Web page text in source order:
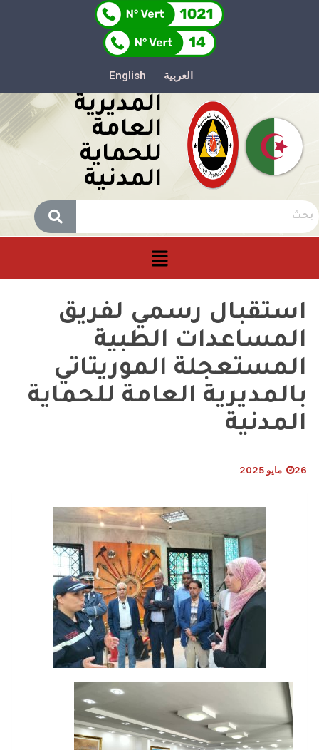
العربية English
المديرية
العامة
للحماية
المدنية
استقبال رسمي لفريق
المساعدات الطبية
المستعجلة الموريتاتي
بالمديرية العامة للحماية
المدنية
26 مايو 2025